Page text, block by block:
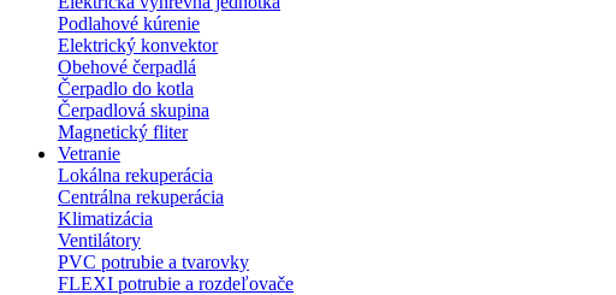
Podlahové kúrenie
Elektrický konvektor
Obehové čerpadlá
Čerpadlo do kotla
Čerpadlová skupina
Magnetický fliter
Vetranie
Lokálna rekuperácia
Centrálna rekuperácia
Klimatizácia
Ventilátory
PVC potrubie a tvarovky
FLEXI potrubie a rozdeľovače